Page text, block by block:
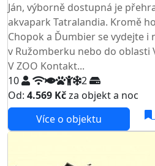
Ján, výborně dostupná je
akvapark Tatralandia. Kromě
Chopok a Ďumbier se vydejte i
v Ružomberku nebo do oblasti
V ZOO Kontakt...
10
2
Od: 4.569 Kčza objekt a noc
Více o objektu